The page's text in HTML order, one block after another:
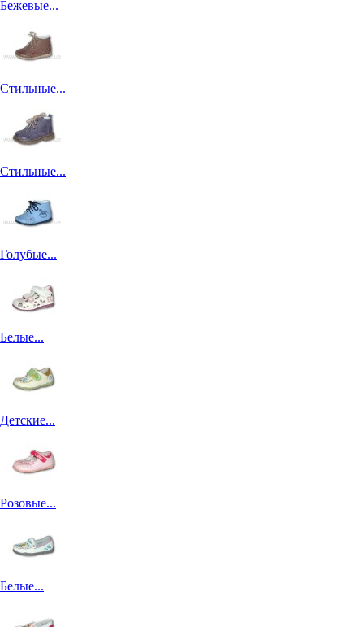
Бежевые...
Стильные...
Стильные...
Голубые...
Белые...
Детские...
Розовые...
Белые...